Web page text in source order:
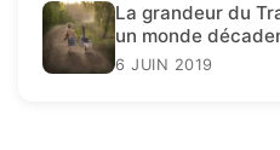
La grandeur du
un monde
6 JUIN 2019